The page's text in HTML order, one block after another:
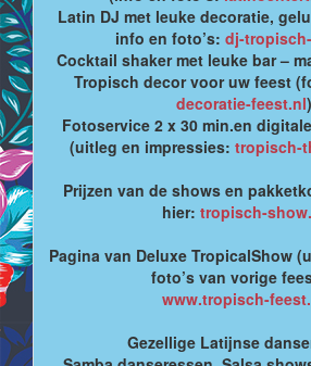
Latin DJ met leuke decoratie,
info en foto’s: dj-
Cocktail shaker met leuke bar –
Tropisch decor voor uw feest
decoratie-feest.nl)
Fotoservice 2 x 30 min.en
(uitleg en impressies: tropisch-
Prijzen van de shows en
hier: tropisch-
Pagina van Deluxe TropicalShow
foto’s van vorige
www.tropisch-
Gezellige Latijnse